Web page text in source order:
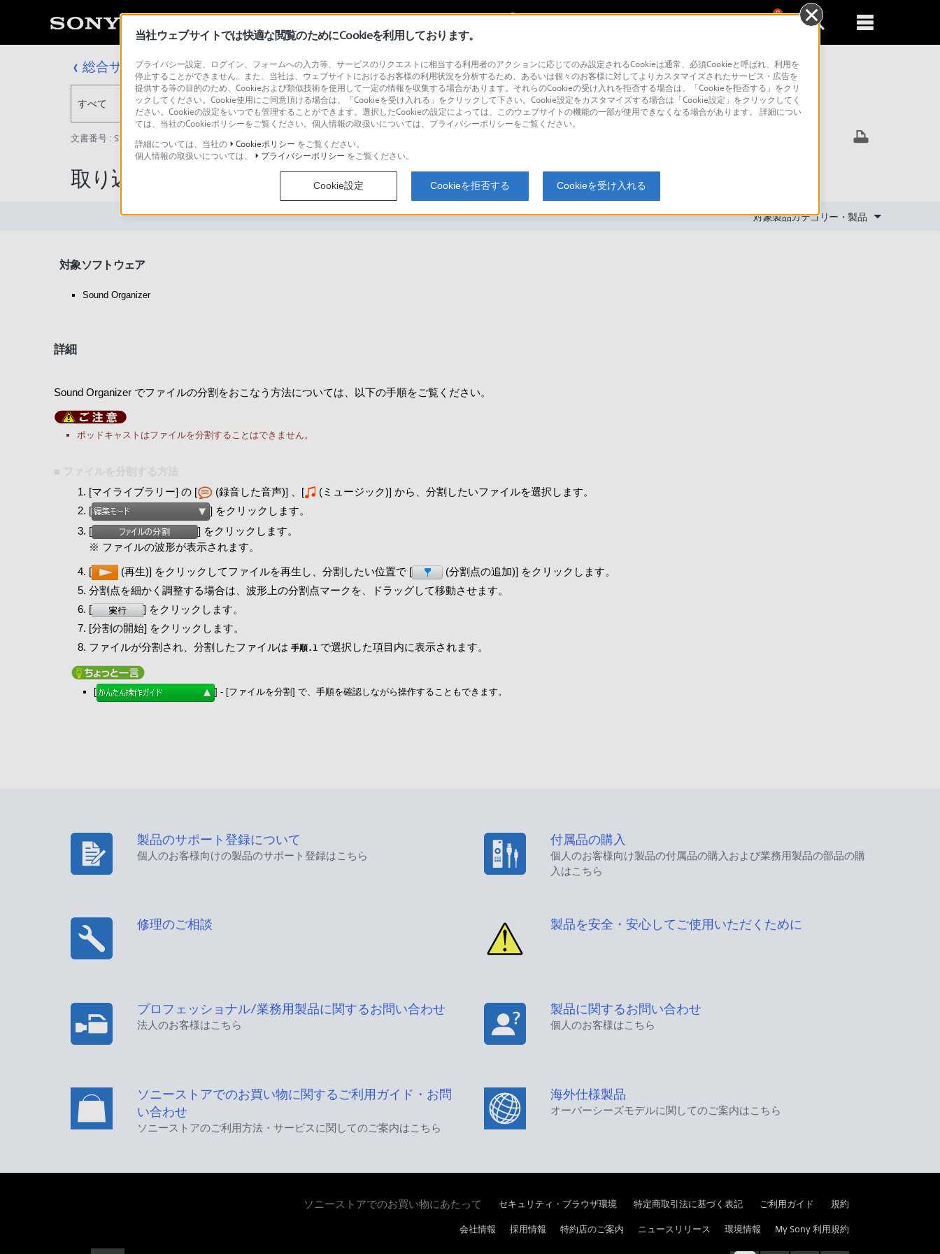
0
総合サポート・お問い合わせ
すべて 検索
文書番号 : S1110278036031 / 最終更新日 : 2016/09/27
取り込んだファイルを分割する方法は？ (Sound Organizer)
対象製品カテゴリー・製品
対象ソフトウェア
Sound Organizer
詳細
Sound Organizer でファイルの分割をおこなう方法については、以下の手順をご覧ください。
ポッドキャストはファイルを分割することはできません。
[マイライブラリー] の [
(録音した音声)] 、[
(ミュージック)] から、分割したいファイルを選択します。
[
] をクリックします。
[
] をクリックします。
※ ファイルの波形が表示されます。
[ (再生)] をクリックしてファイルを再生し、分割したい位置で [
(分割点の追加)] をクリックします。
分割点を細かく調整する場合は、波形上の分割点マークを、ドラッグして移動させます。
[
] をクリックします。
[分割の開始] をクリックします。
ファイルが分割され、分割したファイルは 手順.1 で選択した項目内に表示されます。
[ ] - [ファイルを分割] で、手順を確認しながら操作することもできます。
製品のサポート登録について
個人のお客様向けの製品のサポート登録はこちら
付属品の購入
個人のお客様向け製品の付属品の購入および業務用製品の部品の購
入はこちら
修理のご相談 製品を安全・安心してご使用いただくために
プロフェッショナル/業務用製品に関するお問い合わせ
法人のお客様はこちら
製品に関するお問い合わせ
個人のお客様はこちら
ソニーストアでのお買い物に関するご利用ガイド・お問
い合わせ
ソニーストアのご利用方法・サービスに関してのご案内はこちら
海外仕様製品
オーバーシーズモデルに関してのご案内はこちら
ソニーストアでのお買い物にあたって セキュリティ・ブラウザ環境 特定商取引法に基づく表記 ご利用ガイド 規約
会社情報 採用情報 特約店のご案内 ニュースリリース 環境情報 My Sony 利用規約
当社ウェブサイトでは快適な閲覧のためにCookieを利用しております。
プライバシー設定、ログイン、フォームへの入力等、サービスのリクエストに相当する利用者のアクションに応じてのみ設定されるCookieは通常、必須Cookieと呼ばれ、利用を
停止することができません。また、当社は、ウェブサイトにおけるお客様の利用状況を分析するため、あるいは個々のお客様に対してよりカスタマイズされたサービス・広告を
提供する等の目的のため、Cookieおよび類似技術を使用して一定の情報を収集する場合があります。それらのCookieの受け入れを拒否する場合は、「Cookieを拒否する」をクリ
ックしてください。Cookie使用にご同意頂ける場合は、「Cookieを受け入れる」をクリックして下さい。Cookie設定をカスタマイズする場合は「Cookie設定」をクリックしてく
ださい。Cookieの設定をいつでも管理することができます。選択したCookieの設定によっては、このウェブサイトの機能の一部が使用できなくなる場合があります。 詳細につい
ては、当社のCookieポリシーをご覧ください。個人情報の取扱いについては、プライバシーポリシーをご覧ください。
詳細については、当社の
Cookieポリシー をご覧ください。
個人情報の取扱いについては、
プライバシーポリシー をご覧ください。
Cookie設定 Cookieを拒否する Cookieを受け入れる